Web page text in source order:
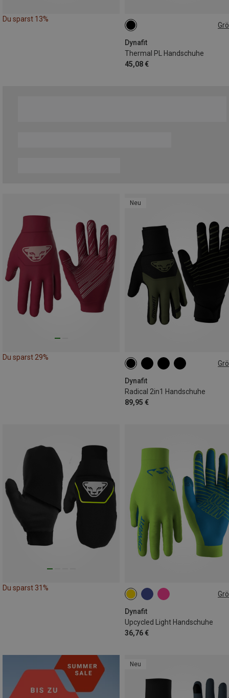
Du sparst 13%
Dynafit
Thermal PL Handschuhe
45,08 €
XS
Du sparst 29%
Neu
Dynafit
Radical 2in1 Handschuhe
89,95 €
XS S M
Du sparst 31%
Dynafit
Upcycled Light Handschuhe
36,76 €
XS S M
Neu